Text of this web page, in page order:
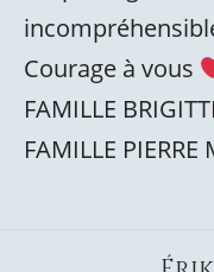
Courage à vous
FAMILLE
FAMILLE PIERRE